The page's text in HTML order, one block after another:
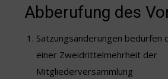
Abberufung des
Satzungsänderungen bedürfen
einer Zweidrittelmehrheit der
Mitgliederversammlung